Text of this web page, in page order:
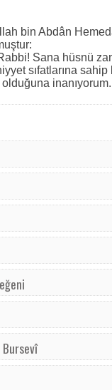
bin Abdân
Sana hüsnü
sıfatlarına sahip